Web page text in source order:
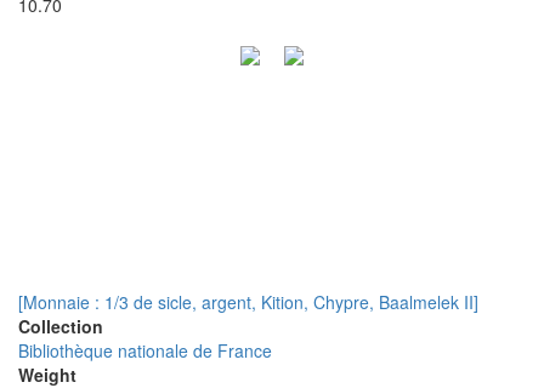
10.70
[Monnaie : 1/3 de sicle, argent, Kition, Chypre, Baalmelek II]
Collection
Bibliothèque nationale de France
Weight